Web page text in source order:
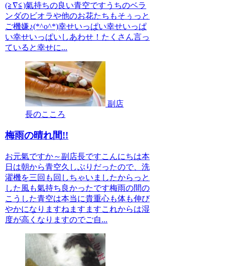
(≧∇≦)氣持ちの良い青空ですうちのベラ
ンダのビオラや他のお花たちもそぅっと
ご機嫌♪(*^o^*)幸せいっぱい幸せいっぱ
い幸せいっぱいしあわせ！たくさん言っ
ていると幸せに...
副店
長のこころ
梅雨の晴れ間!!
お元氣ですか～副店長ですこんにちは本
日は朝から青空久しぶりだったので、洗
濯機を三回も回しちゃいましたからっと
した風も氣持ち良かったです梅雨の間の
こうした青空は本当に貴重心も体も伸び
やかになりますねますますこれからは湿
度が高くなりますのでご自...